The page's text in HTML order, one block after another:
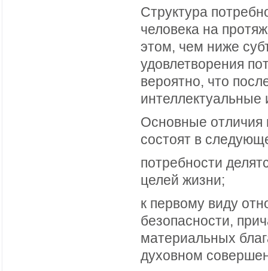
Структура
человека на
этом, чем ниже
удовлетворения
вероятно, что
интеллектуальные
Основные отличия
состоят в
потребности
целей жизни;
к первому виду
безопасности,
материальных
духовном